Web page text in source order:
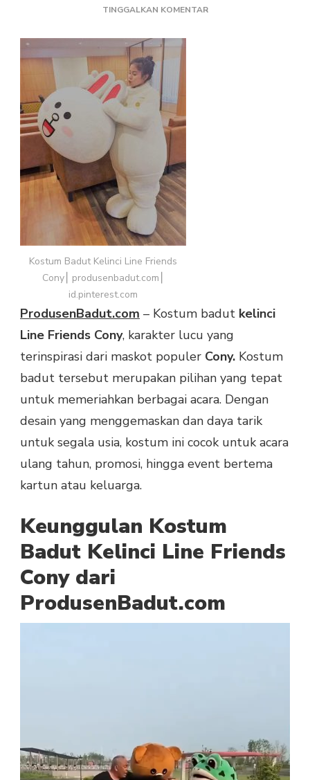
TINGGALKAN KOMENTARPADA
Kostum Badut Kelinci Line Friends
Cony⎮ produsenbadut.com⎮
id.pinterest.com
ProdusenBadut.com – Kostum badut kelinci
Line Friends Cony, karakter lucu yang
terinspirasi dari maskot populer Cony. Kostum
badut tersebut merupakan pilihan yang tepat
untuk memeriahkan berbagai acara. Dengan
desain yang menggemaskan dan daya tarik
untuk segala usia, kostum ini cocok untuk acara
ulang tahun, promosi, hingga event bertema
kartun atau keluarga.
Keunggulan Kostum
Badut Kelinci Line Friends
Cony dari
ProdusenBadut.com